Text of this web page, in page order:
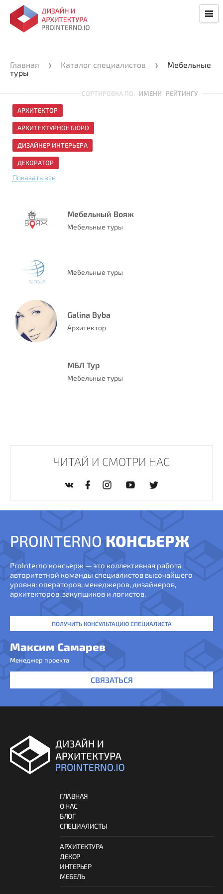
Главная Каталог специалистов
Мебельные
туры
СОРТИРОВКА ПО: ИМЕНИ РЕЙТИНГУ
АРХИТЕКТОР
АРХИТЕКТУРНОЕ БЮРО
ДИЗАЙНЕР ИНТЕРЬЕРА
ДЕКОРАТОР
Показать все
Мебельный Вояж
Мебельные туры
Мебельные туры
Galina Byba
Архитектор
МБЛ Тур
Мебельные туры
ЧИТАЙ И СМОТРИ НАС
PROINTERNO КОНСЬЕРЖ
ProInterno консьерж — это коллективная работа
авторитетной команды специалистов высочайшего
уровня: операторов, менеджеров, дизайнеров,
архитекторов, закупщиков и логистов.
ПОЛУЧИТЬ КОНСУЛЬТАЦИЮ СПЕЦИАЛИСТА
Максим Самарев
Менеджер проекта
СВЯЗАТЬСЯ
ГЛАВНАЯ
О НАС
БЛОГ
СПЕЦИАЛИСТЫ
АРХИТЕКТУРА
ДЕКОР
ИНТЕРЬЕР
МЕБЕЛЬ